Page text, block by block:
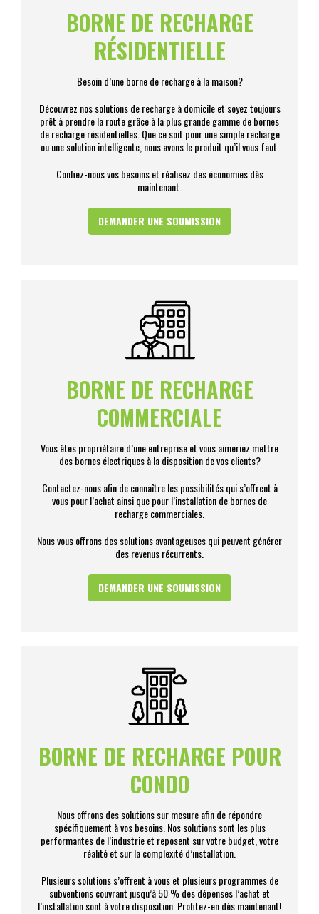
BORNE DE RECHARGE
RÉSIDENTIELLE
Besoin d’une borne de recharge à la maison?
Découvrez nos solutions de recharge à domicile et soyez toujours
prêt à prendre la route grâce à la plus grande gamme de bornes
de recharge résidentielles. Que ce soit pour une simple recharge
ou une solution intelligente, nous avons le produit qu’il vous faut.
Confiez-nous vos besoins et réalisez des économies dès
maintenant.
DEMANDER UNE SOUMISSION
BORNE DE RECHARGE
COMMERCIALE
Vous êtes propriétaire d’une entreprise et vous aimeriez mettre
des bornes électriques à la disposition de vos clients?
Contactez-nous afin de connaître les possibilités qui s’offrent à
vous pour l’achat ainsi que pour l’installation de bornes de
recharge commerciales.
Nous vous offrons des solutions avantageuses qui peuvent générer
des revenus récurrents.
DEMANDER UNE SOUMISSION
BORNE DE RECHARGE POUR
CONDO
Nous offrons des solutions sur mesure afin de répondre
spécifiquement à vos besoins. Nos solutions sont les plus
performantes de l’industrie et reposent sur votre budget, votre
réalité et sur la complexité d’installation.
Plusieurs solutions s’offrent à vous et plusieurs programmes de
subventions couvrant jusqu’à 50 % des dépenses l’achat et
l’installation sont à votre disposition. Profitez-en dès maintenant!